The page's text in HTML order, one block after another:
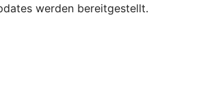
werden bereitgestellt.